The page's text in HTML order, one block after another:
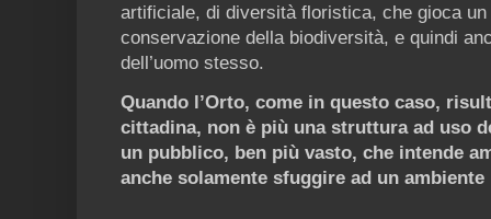
artificiale, di diversità floristica, che gioca
conservazione della biodiversità, e quindi
dell’uomo stesso.
Quando l’Orto, come in questo caso,
cittadina, non è più una struttura ad uso
un pubblico, ben più vasto, che intende
anche solamente sfuggire ad un